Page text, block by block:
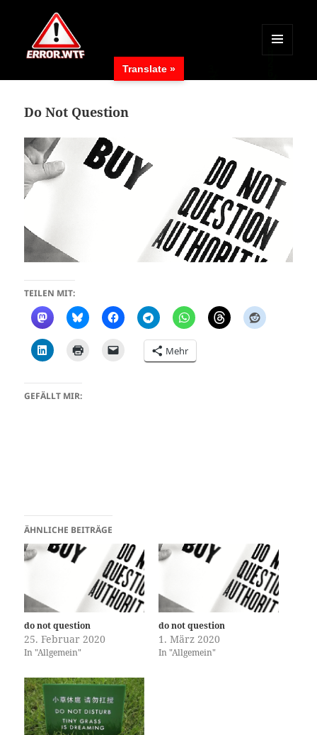
MENÜ
WIDGETS
Do Not Question
TEILEN MIT:
Mehr
GEFÄLLT MIR:
ÄHNLICHE BEITRÄGE
do not question
25. Februar 2020
In "Allgemein"
do not question
1. März 2020
In "Allgemein"
Translate »